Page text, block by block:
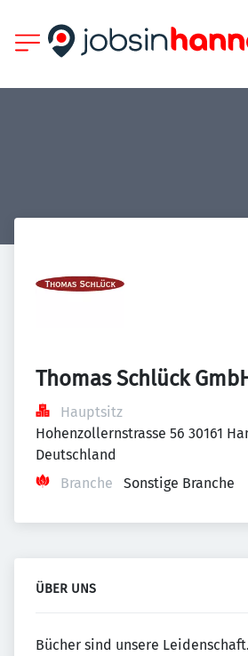
Thomas Schlück
Hauptsitz
Hohenzollernstrasse 56 30161
Deutschland
Branche
Sonstige Branche
ÜBER UNS
Bücher sind unsere